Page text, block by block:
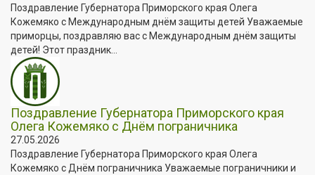
Поздравление Губернатора Приморского края Олега
Кожемяко с Международным днём защиты детей Уважаемые
приморцы, поздравляю вас с Международным днём защиты
детей! Этот праздник...
Поздравление Губернатора Приморского края
Олега Кожемяко с Днём пограничника
27.05.2026
Поздравление Губернатора Приморского края Олега
Кожемяко с Днём пограничника Уважаемые пограничники и